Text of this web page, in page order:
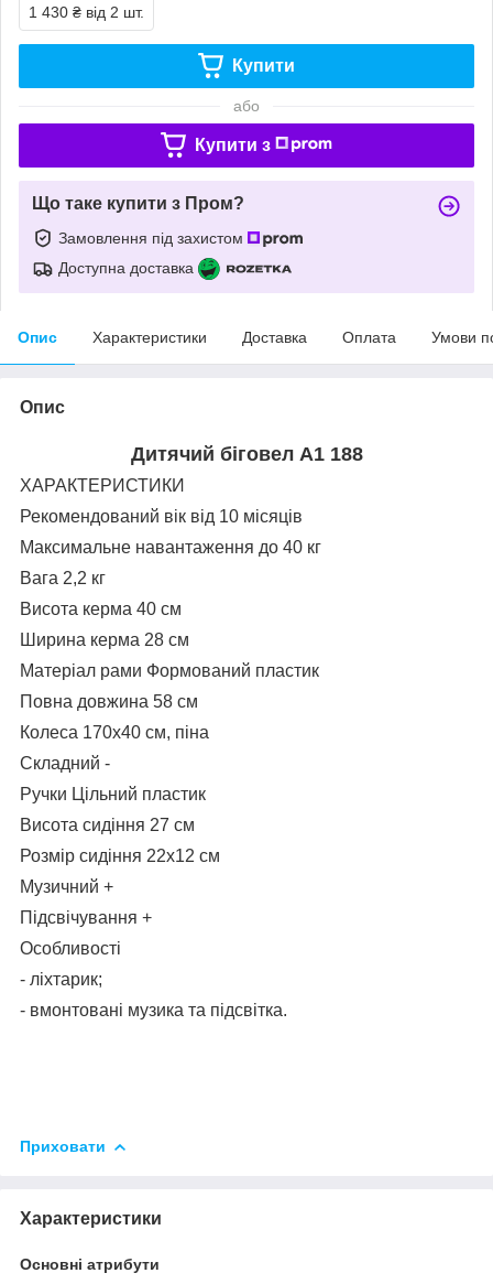
1 430 ₴ від 2 шт.
Купити
або
Купити з
Що таке купити з Пром?
Замовлення під захистом
Доступна доставка
Опис Характеристики Доставка Оплата Умови
Опис
Дитячий біговел A1 188
ХАРАКТЕРИСТИКИ
Рекомендований вік від 10 місяців
Максимальне навантаження до 40 кг
Вага 2,2 кг
Висота керма 40 см
Ширина керма 28 см
Матеріал рами Формований пластик
Повна довжина 58 см
Колеса 170х40 см, піна
Складний -
Ручки Цільний пластик
Висота сидіння 27 см
Розмір сидіння 22х12 см
Музичний +
Підсвічування +
Особливості
- ліхтарик;
- вмонтовані музика та підсвітка.
Приховати
Характеристики
Основні атрибути